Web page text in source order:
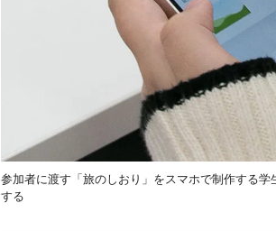
参加者に渡す「旅のしおり」をスマホで制作する
する